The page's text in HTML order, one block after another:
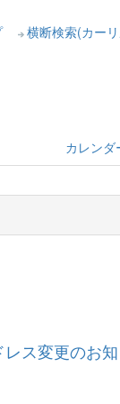
横断検索(カー
カレンダ
レス変更のお